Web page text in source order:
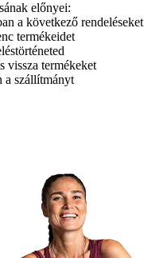
előnyei:
a következő rendeléseket
termékeidet
vissza termékeket
a szállítmányt